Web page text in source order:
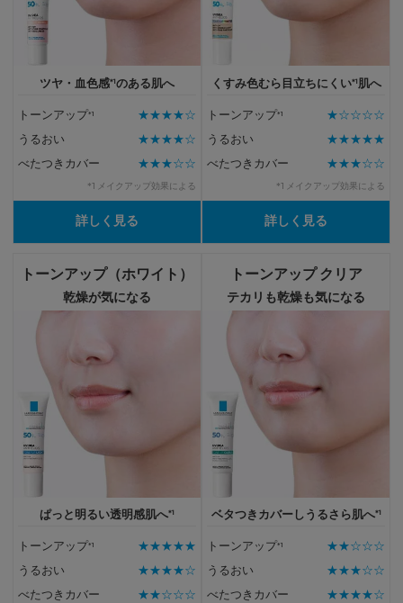
ツヤ・血色感*1 のある肌へ
トーンアップ *1 ★★★★☆
うるおい ★★★★☆
べたつきカバー ★★★☆☆
*1 メイクアップ効果による
詳しく見る
くすみ色むら目立ちにくい*1 肌へ
トーンアップ *1 ★☆☆☆☆
うるおい ★★★★★
べたつきカバー ★★★☆☆
*1 メイクアップ効果による
詳しく見る
トーンアップ（ホワイト）
乾燥が気になる
ぱっと明るい透明感肌へ*1
トーンアップ *1 ★★★★★
うるおい ★★★★☆
べたつきカバー ★★☆☆☆
トーンアップ クリア
テカリも乾燥も気になる
ベタつきカバーしうるさら肌へ*1
トーンアップ *1 ★★☆☆☆
うるおい ★★★☆☆
べたつきカバー ★★★★☆